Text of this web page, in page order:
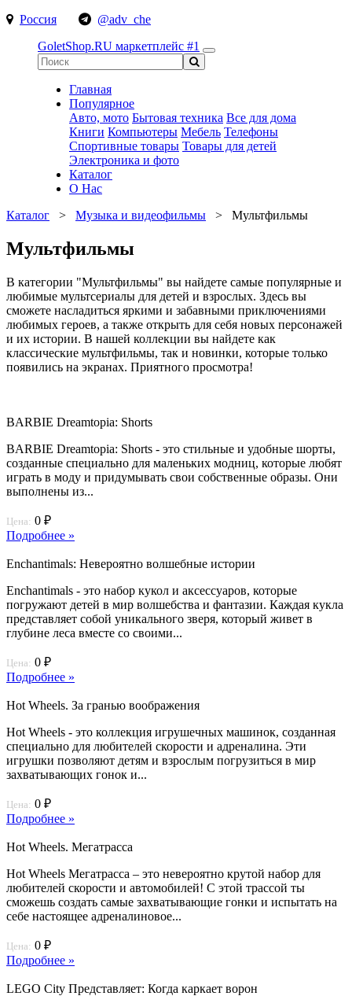
Россия
@adv_che
GoletShop.RU маркетплейс #1
Главная
Популярное
Авто, мото Бытовая техника Все для дома
Книги Компьютеры Мебель Телефоны
Спортивные товары Товары для детей
Электроника и фото
Каталог
О Нас
Каталог > Музыка и видеофильмы > Мультфильмы
Мультфильмы
В категории "Мультфильмы" вы найдете самые популярные и
любимые мультсериалы для детей и взрослых. Здесь вы
сможете насладиться яркими и забавными приключениями
любимых героев, а также открыть для себя новых персонажей
и их истории. В нашей коллекции вы найдете как
классические мультфильмы, так и новинки, которые только
появились на экранах. Приятного просмотра!
BARBIE Dreamtopia: Shorts
BARBIE Dreamtopia: Shorts - это стильные и удобные шорты,
созданные специально для маленьких модниц, которые любят
играть в моду и придумывать свои собственные образы. Они
выполнены из...
Цена: 0 ₽
Подробнее »
Enchantimals: Невероятно волшебные истории
Enchantimals - это набор кукол и аксессуаров, которые
погружают детей в мир волшебства и фантазии. Каждая кукла
представляет собой уникального зверя, который живет в
глубине леса вместе со своими...
Цена: 0 ₽
Подробнее »
Hot Wheels. За гранью воображения
Hot Wheels - это коллекция игрушечных машинок, созданная
специально для любителей скорости и адреналина. Эти
игрушки позволяют детям и взрослым погрузиться в мир
захватывающих гонок и...
Цена: 0 ₽
Подробнее »
Hot Wheels. Мегатрасса
Hot Wheels Мегатрасса – это невероятно крутой набор для
любителей скорости и автомобилей! С этой трассой ты
сможешь создать самые захватывающие гонки и испытать на
себе настоящее адреналиновое...
Цена: 0 ₽
Подробнее »
LEGO City Представляет: Когда каркает ворон